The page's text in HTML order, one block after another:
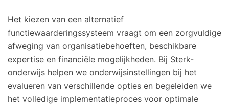
Het kiezen van een alternatief
functiewaarderingssysteem vraagt om een zorgvuldige
afweging van organisatiebehoeften, beschikbare
expertise en financiële mogelijkheden. Bij Sterk-
onderwijs helpen we onderwijsinstellingen bij het
evalueren van verschillende opties en begeleiden we
het volledige implementatieproces voor optimale